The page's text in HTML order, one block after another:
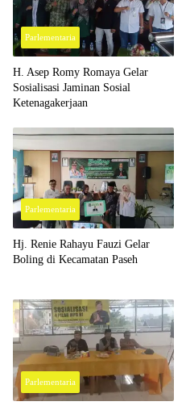
Parlementaria
H. Asep Romy Romaya Gelar
Sosialisasi Jaminan Sosial
Ketenagakerjaan
Parlementaria
Hj. Renie Rahayu Fauzi Gelar
Boling di Kecamatan Paseh
Parlementaria